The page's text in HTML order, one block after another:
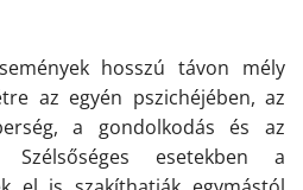
hosszú távon mély
az egyén pszichéjében, az
a gondolkodás és az
Szélsőséges esetekben a